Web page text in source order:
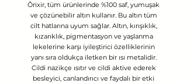
Ôrixir, tüm ürünlerinde %100 saf, yumuşak
ve çözünebilir altın kullanır. Bu altın tüm
cilt hatlarına uyum sağlar. Altın, kırışıklık,
kızarıklık, pigmentasyon ve yaşlanma
lekelerine karşı iyileştirici özelliklerinin
yanı sıra oldukça iletken bir ısı metalidir.
Cildi nazikçe ısıtır ve cildi aktive ederek
besleyici, canlandırıcı ve faydalı bir etki